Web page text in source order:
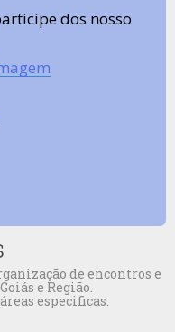
dos nosso
de encontros e
e Região.
especificas.